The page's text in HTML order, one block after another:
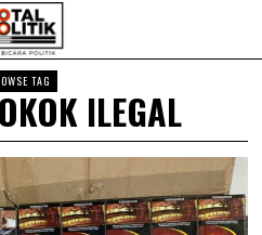
TAG
ILEGAL